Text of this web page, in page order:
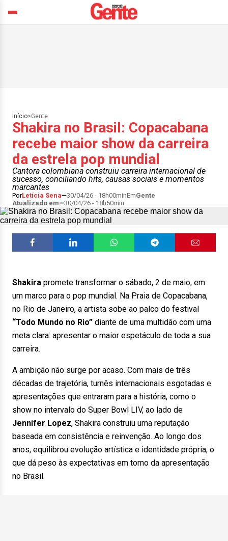
Início>Gente
Shakira no Brasil: Copacabana
recebe maior show da carreira
da estrela pop mundial
Cantora colombiana construiu carreira internacional de
sucesso, conciliando hits, causas sociais e momentos
marcantes
PorLetícia Sena 30/04/26 - 18h00minEmGente
Atualizado em
30/04/26 - 18h50min
Shakira promete transformar o sábado, 2 de maio, em
um marco para o pop mundial. Na Praia de Copacabana,
no Rio de Janeiro, a artista sobe ao palco do festival
“Todo Mundo no Rio” diante de uma multidão com uma
meta clara: apresentar o maior espetáculo de toda a sua
carreira.
A ambição não surge por acaso. Com mais de três
décadas de trajetória, turnês internacionais esgotadas e
apresentações que entraram para a história, como o
show no intervalo do Super Bowl LIV, ao lado de
Jennifer Lopez, Shakira construiu uma reputação
baseada em consistência e reinvenção. Ao longo dos
anos, equilibrou evolução artística e identidade própria, o
que dá peso às expectativas em torno da apresentação
no Brasil.